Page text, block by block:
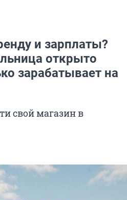
и зарплаты?
открыто
зарабатывает на
свой магазин в